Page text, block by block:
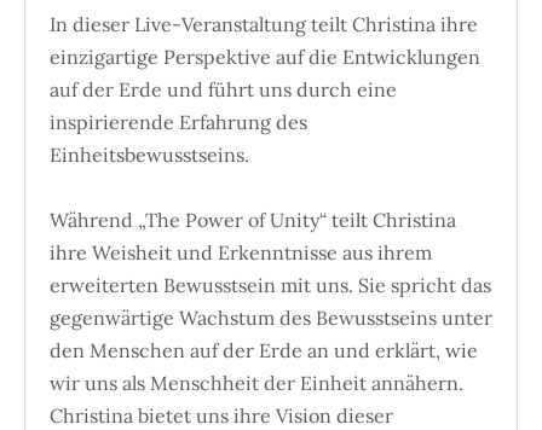
In dieser Live-Veranstaltung teilt Christina ihre
einzigartige Perspektive auf die Entwicklungen
auf der Erde und führt uns durch eine
inspirierende Erfahrung des
Einheitsbewusstseins.
Während „The Power of Unity“ teilt Christina
ihre Weisheit und Erkenntnisse aus ihrem
erweiterten Bewusstsein mit uns. Sie spricht das
gegenwärtige Wachstum des Bewusstseins unter
den Menschen auf der Erde an und erklärt, wie
wir uns als Menschheit der Einheit annähern.
Christina bietet uns ihre Vision dieser